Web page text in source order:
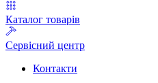
Каталог товарів
Сервісний центр
Контакти